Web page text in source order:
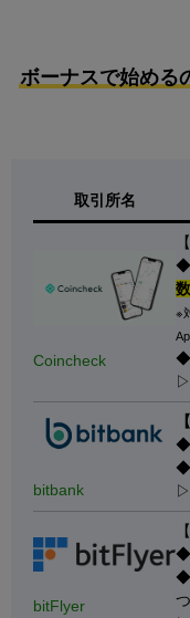
ボーナスで始める
取引所名
Coincheck
【
◆
※
◆
▷
bitbank
▷
bitFlyer
【
◆
◆
つ